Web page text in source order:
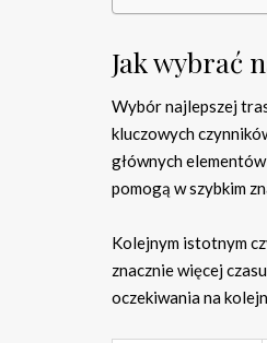
Jak wybrać
Wybór najlepszej
kluczowych
głównych
pomogą w szybkim
Kolejnym istotnym
znacznie więcej
oczekiwania na